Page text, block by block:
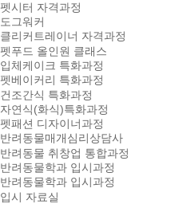
펫시터 자격과정
도그워커
클리커트레이너 자격과정
펫푸드 올인원 클래스
입체케이크 특화과정
펫베이커리 특화과정
건조간식 특화과정
자연식(화식)특화과정
펫패션 디자이너과정
반려동물매개심리상담사
반려동물 취창업 통합과정
반려동물학과 입시과정
반려동물학과 입시과정
입시 자료실